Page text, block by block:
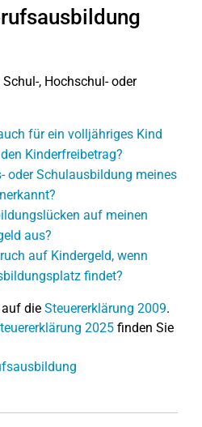
, Hochschul- oder
für ein volljähriges Kind
Kinderfreibetrag?
oder Schulausbildung meines
auf meinen
aus?
auf Kindergeld, wenn
findet?
auf die Steuererklärung 2009.
2025 finden Sie